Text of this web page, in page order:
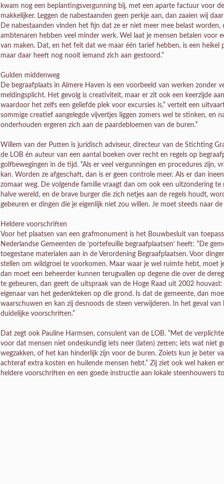
kwam nog een beplantingsvergunning bij, met een aparte factuur voor
makkelijker. Leggen de nabestaanden geen perkje aan, dan zaaien wij
De nabestaanden vinden het fijn dat ze er niet meer mee belast
ambtenaren hebben veel minder werk. Wel laat je mensen betalen voor
van maken. Dat, en het feit dat we maar één tarief hebben, is een heikel
maar daar heeft nog nooit iemand zich aan gestoord.”
Gulden middenweg
De begraafplaats in Almere Haven is een voorbeeld van werken zonder
meldingsplicht. Het gevolg is creativiteit, maar er zit ook een keerzijde
waardoor het zelfs een geliefde plek voor excursies is,” vertelt een
sommige creatief aangelegde vijvertjes liggen zomers wel te stinken, en
onderhouden ergeren zich aan de paardebloemen van de buren.”
Willem van der Putten is juridisch adviseur, directeur van de Stichting
de LOB én auteur van een aantal boeken over recht en regels op
golfbewegingen in de tijd. “Als er veel vergunningen en procedures zijn,
kan. Worden ze afgeschaft, dan is er geen controle meer. Als er dan
zomaar weg. De volgende familie vraagt dan om ook een uitzondering
halve wereld, en de brave burger die zich netjes aan de regels houdt,
gebeuren er dingen die je eigenlijk niet zou willen. Je moet steeds naar
Heldere voorschriften
Voor het plaatsen van een grafmonument is het Bouwbesluit van
Nederlandse Gemeenten de ‘portefeuille begraafplaatsen’ heeft: “De
toegestane materialen aan in de Verordening Begraafplaatsen. Voor
stellen om wildgroei te voorkomen. Maar waar je wel ruimte hebt, moet
dan moet een beheerder kunnen terugvallen op degene die over de
te gebeuren, dan geeft de uitspraak van de Hoge Raad uit 2002
eigenaar van het gedenkteken op die grond. Is dat de gemeente, dan
waarschuwen en kan zij desnoods de steen verwijderen. In het geval
duidelijke voorschriften.”
Dat zegt ook Pauline Harmsen, consulent van de LOB. “Met de
voor dat mensen niet ondeskundig iets neer (laten) zetten; iets wat niet
wegzakken, of het kan hinderlijk zijn voor de buren. Zoiets kun je beter
achteraf extra kosten en huilende mensen hebt.” Zij ziet ook wel haken
heldere voorschriften en een goede instructie aan lokale steenhouwers